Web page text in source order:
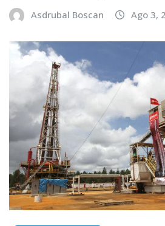
Asdrubal Boscan Ago 3,